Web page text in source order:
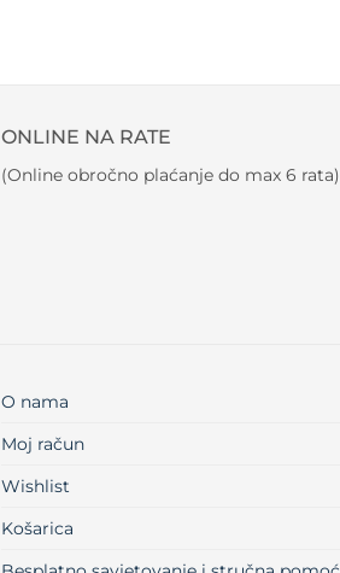
ONLINE NA RATE
(Online obročno plaćanje do max 6 rata)
O nama
Moj račun
Wishlist
Košarica